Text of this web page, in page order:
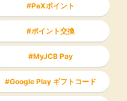
PeXポイント
ポイント交換
MyJCB Pay
Google Play ギフトコード